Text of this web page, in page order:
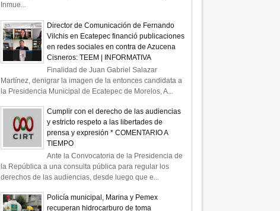
Inmue...
Director de Comunicación de Fernando
Vilchis en Ecatepec financió publicaciones
en redes sociales en contra de Azucena
Cisneros: TEEM | INFORMATIVA
Finalidad de Juan Gabriel Salazar
Martínez, denigrar la imagen de la entonces candidata a
la Presidencia Municipal de Ecatepec de Morelos, A...
Cumplir con el derecho de las audiencias
y estricto respeto a las libertades de
prensa y expresión * COMENTARIO A
TIEMPO
Ante la Convocatoria de la Presidencia de
la República a una consulta pública para regular los
derechos de las audiencias, desde luego que e...
Policía municipal, Marina y Pemex
recuperan hidrocarburo de toma